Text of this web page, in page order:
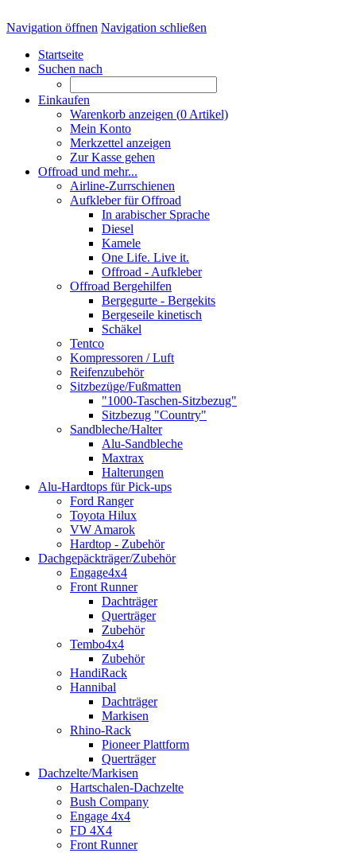
Navigation öffnen Navigation schließen
Startseite
Suchen nach
Einkaufen
Warenkorb anzeigen (0 Artikel)
Mein Konto
Merkzettel anzeigen
Zur Kasse gehen
Offroad und mehr...
Airline-Zurrschienen
Aufkleber für Offroad
In arabischer Sprache
Diesel
Kamele
One Life. Live it.
Offroad - Aufkleber
Offroad Bergehilfen
Bergegurte - Bergekits
Bergeseile kinetisch
Schäkel
Tentco
Kompressoren / Luft
Reifenzubehör
Sitzbezüge/Fußmatten
"1000-Taschen-Sitzbezug"
Sitzbezug "Country"
Sandbleche/Halter
Alu-Sandbleche
Maxtrax
Halterungen
Alu-Hardtops für Pick-ups
Ford Ranger
Toyota Hilux
VW Amarok
Hardtop - Zubehör
Dachgepäckträger/Zubehör
Engage4x4
Front Runner
Dachträger
Querträger
Zubehör
Tembo4x4
Zubehör
HandiRack
Hannibal
Dachträger
Markisen
Rhino-Rack
Pioneer Plattform
Querträger
Dachzelte/Markisen
Hartschalen-Dachzelte
Bush Company
Engage 4x4
FD 4X4
Front Runner